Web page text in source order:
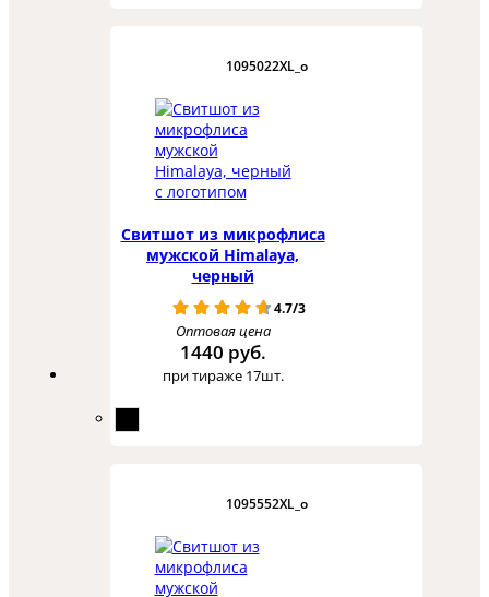
1095022XL_o
Свитшот из микрофлиса
мужской Himalaya,
черный
4.7/3
Оптовая цена
1440 руб.
при тираже 17шт.
1095552XL_o